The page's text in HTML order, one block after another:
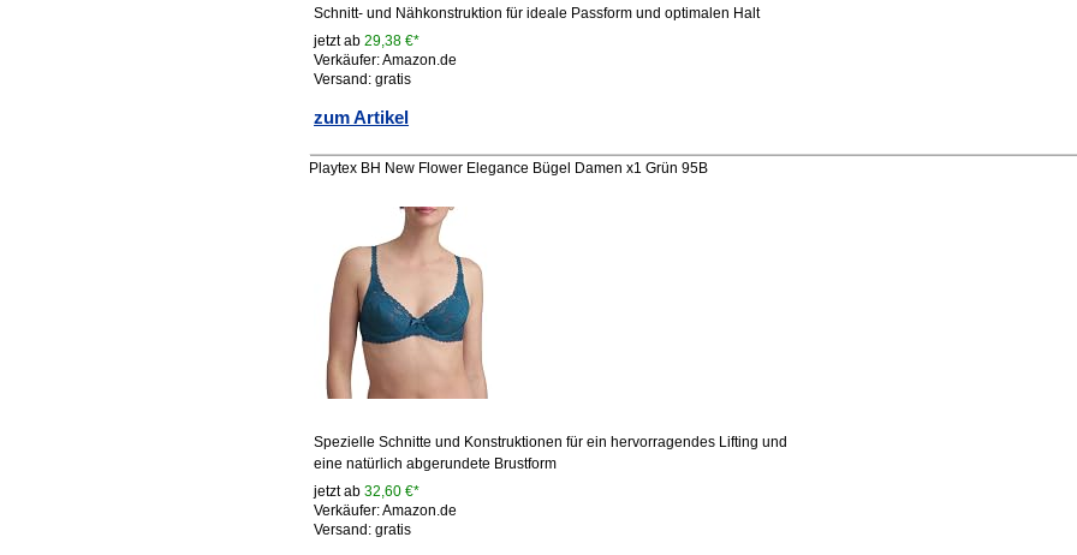
Schnitt- und Nähkonstruktion für ideale Passform und optimalen Halt
jetzt ab29,38 €*
Verkäufer: Amazon.de
Versand: gratis
zum Artikel
Playtex BH New Flower Elegance Bügel Damen x1 Grün 95B
Spezielle Schnitte und Konstruktionen für ein hervorragendes Lifting und
eine natürlich abgerundete Brustform
jetzt ab32,60 €*
Verkäufer: Amazon.de
Versand: gratis